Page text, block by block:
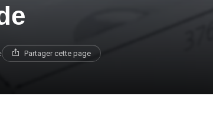
Partager cette page